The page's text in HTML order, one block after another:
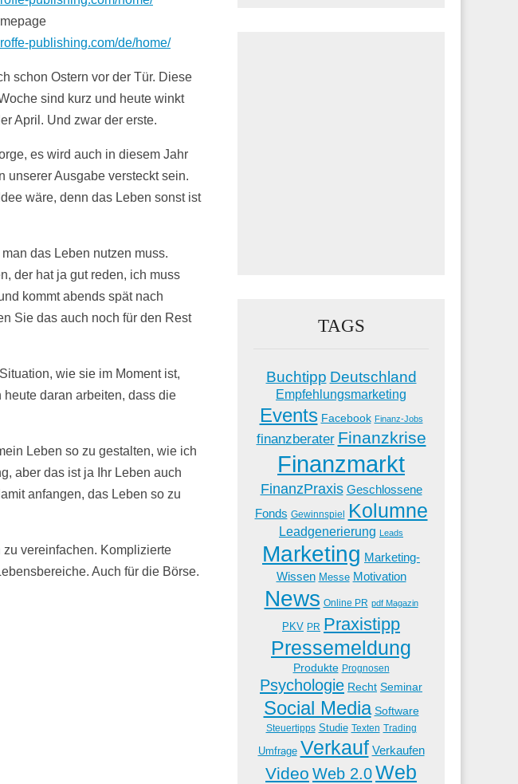
publishing.com/de/home/
schon Ostern vor der Tür. Diese
sind kurz und heute winkt
April. Und zwar der erste.
es wird auch in diesem Jahr
unserer Ausgabe versteckt sein.
wäre, denn das Leben sonst ist
das Leben nutzen muss.
der hat ja gut reden, ich muss
kommt abends spät nach
Sie das auch noch für den Rest
wie sie im Moment ist,
daran arbeiten, dass die
Leben so zu gestalten, wie ich
aber das ist ja Ihr Leben auch
anfangen, das Leben so zu
vereinfachen. Komplizierte
Auch für die Börse.
TAGS
Buchtipp Deutschland
Empfehlungsmarketing
Events Facebook Finanz-Jobs
finanzberater Finanzkrise
Finanzmarkt
FinanzPraxis Geschlossene
Fonds Gewinnspiel Kolumne
Leadgenerierung Leads
Marketing Marketing-
Wissen Messe Motivation
News Online PR pdf Magazin
PKV PR Praxistipp
Pressemeldung
Produkte Prognosen
Psychologie Recht Seminar
Social Media Software
Steuertipps Studie Texten Trading
Umfrage Verkauf Verkaufen
Video Web 2.0Web